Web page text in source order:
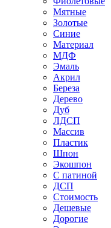
Мятные
Золотые
Синие
Материал
МДФ
Эмаль
Акрил
Береза
Дерево
Дуб
ЛДСП
Массив
Пластик
Шпон
Экошпон
С патиной
ДСП
Стоимость
Дешевые
Дорогие